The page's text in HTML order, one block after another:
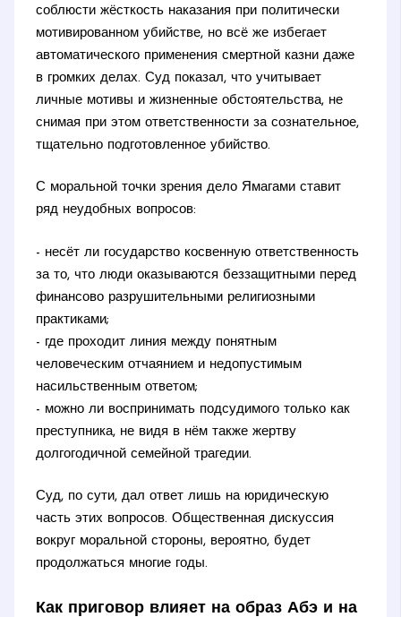
соблюсти жёсткость наказания при политически
мотивированном убийстве, но всё же избегает
автоматического применения смертной казни даже
в громких делах. Суд показал, что учитывает
личные мотивы и жизненные обстоятельства, не
снимая при этом ответственности за сознательное,
тщательно подготовленное убийство.
С моральной точки зрения дело Ямагами ставит
ряд неудобных вопросов:
- несёт ли государство косвенную ответственность
за то, что люди оказываются беззащитными перед
финансово разрушительными религиозными
практиками;
- где проходит линия между понятным
человеческим отчаянием и недопустимым
насильственным ответом;
- можно ли воспринимать подсудимого только как
преступника, не видя в нём также жертву
долгогодичной семейной трагедии.
Суд, по сути, дал ответ лишь на юридическую
часть этих вопросов. Общественная дискуссия
вокруг моральной стороны, вероятно, будет
продолжаться многие годы.
Как приговор влияет на образ Абэ и на